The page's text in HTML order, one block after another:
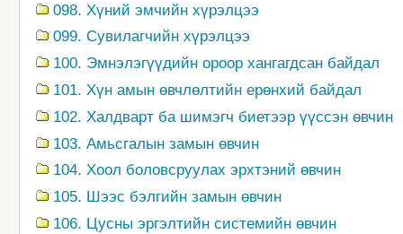
098. Хүний эмчийн хүрэлцээ
099. Сувилагчийн хүрэлцээ
100. Эмнэлэгүүдийн ороор хангагдсан байдал
101. Хүн амын өвчлөлтийн ерөнхий байдал
102. Халдварт ба шимэгч биетээр үүссэн өвчин
103. Амьсгалын замын өвчин
104. Хоол боловсруулах эрхтэний өвчин
105. Шээс бэлгийн замын өвчин
106. Цусны эргэлтийн системийн өвчин